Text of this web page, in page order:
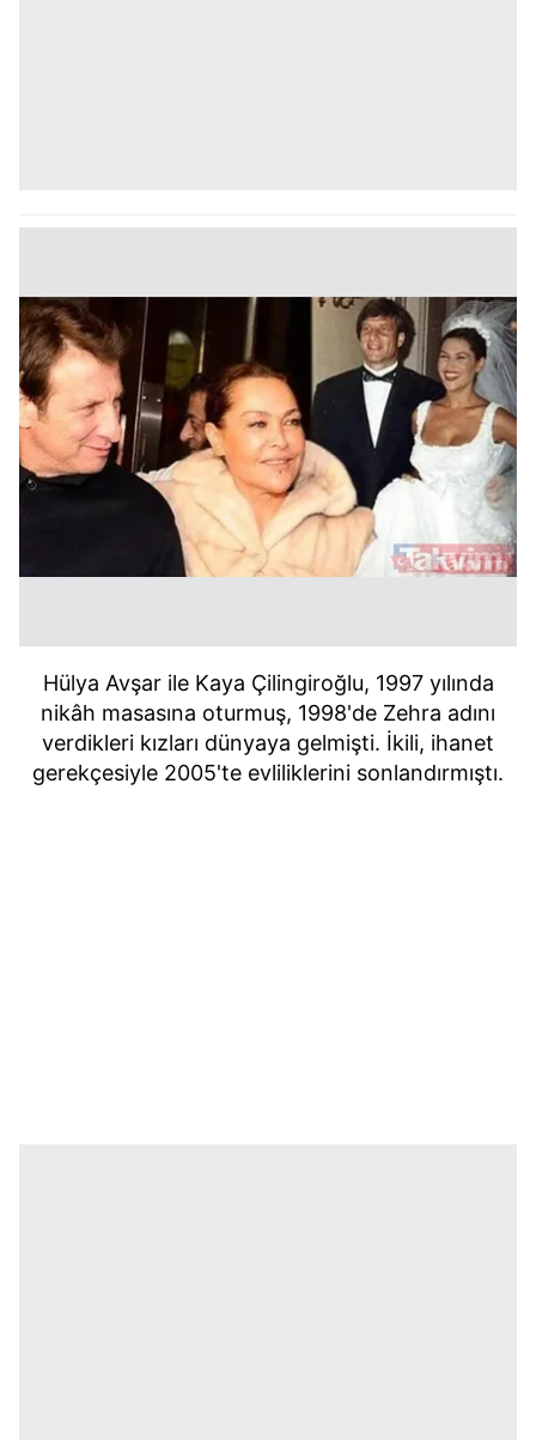
Hülya Avşar ile Kaya Çilingiroğlu, 1997 yılında
nikâh masasına oturmuş, 1998'de Zehra adını
verdikleri kızları dünyaya gelmişti. İkili, ihanet
gerekçesiyle 2005'te evliliklerini sonlandırmıştı.